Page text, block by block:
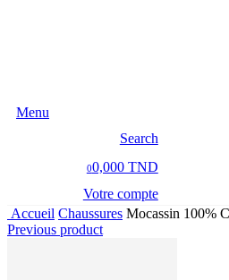
Menu
Search
00,000 TND
Votre compte
Accueil Chaussures Mocassin 100%
Previous product